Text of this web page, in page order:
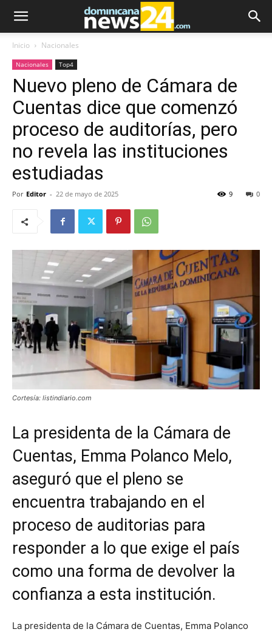
Inicio Nacionales
Nacionales Top4
Nuevo pleno de Cámara de
Cuentas dice que comenzó
proceso de auditorías, pero
no revela las instituciones
estudiadas
Por Editor - 22 de mayo de 2025 0
9
Cortesía: listindiario.com
La presidenta de la Cámara de
Cuentas, Emma Polanco Melo,
aseguró que el pleno se
encuentra trabajando en el
proceso de auditorias para
responder a lo que exige el país
como una forma de devolver la
confianza a esta institución.
La presidenta de la Cámara de Cuentas, Emma Polanco